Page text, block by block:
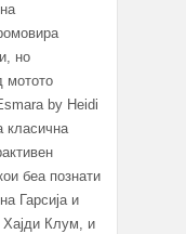
но
мотото
by Heidi
класична
беа познати
Гарсија и
Клум, и